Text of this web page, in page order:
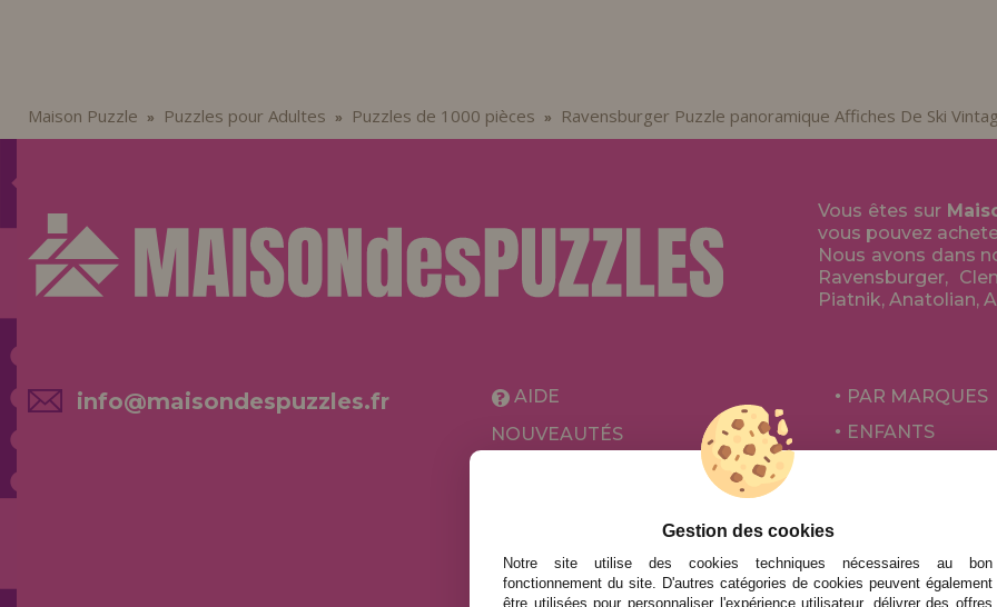
Maison Puzzle » Puzzles pour Adultes » Puzzles de 1000 pièces » Ravensburger Puzzle panoramique Affiches De Ski
Vous êtes sur
vous pouvez
Nous avons dans
Ravensburger,
Piatnik, Anatolian,
info@maisondespuzzles.fr
AIDE
NOUVEAUTÉS
PROMOTIONS ET OFFRES
PAR MARQUES
ENFANTS
JEUX DE
Gestion des cookies
Notre site utilise des cookies techniques nécessaires au bon
fonctionnement du site. D'autres catégories de cookies peuvent également
être utilisées pour personnaliser l'expérience utilisateur, délivrer des offres